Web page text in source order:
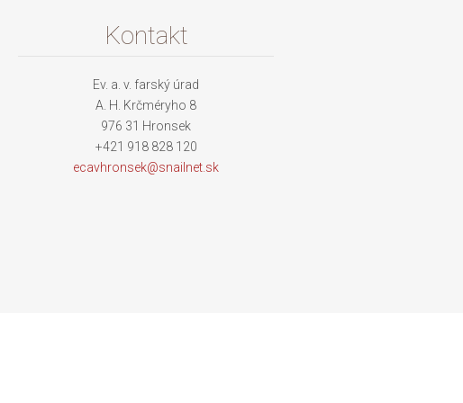
Kontakt
Ev. a. v. farský úrad
A. H. Krčméryho 8
976 31 Hronsek
+421 918 828 120
ecavhronsek@snai lnet.sk